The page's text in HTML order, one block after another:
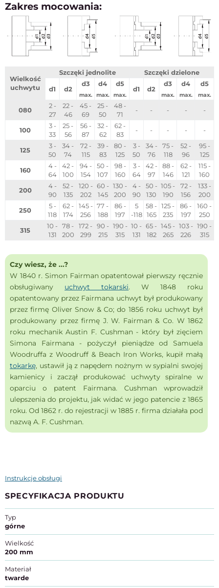
Zakres mocowania:
Wielkość
uchwytu
Szczęki jednolite Szczęki dzielone
d1 d2
d3
max.
d4
max.
d5
max.
d1 d2
d3
max.
d4
max.
d5
max.
080
2 -
27
22 -
46
45 -
69
25 -
50
48 -
71
- - - - -
100
3 -
33
25 -
56
56 -
87
32 -
62
62 -
83
- - - - -
125
3 -
50
34 -
74
72 -
115
39 -
83
80 -
125
3 -
50
34 -
76
75 -
118
52 -
96
95 -
125
160
4 -
64
42 -
100
94 -
154
50 -
107
98 -
160
3 -
64
42 -
97
88 -
146
62 -
121
115 -
160
200
4 -
90
52 -
135
120 -
202
60 -
145
130 -
200
4 -
90
50 -
130
105 -
190
72 -
156
133 -
200
250
5 -
118
62 -
174
145 -
256
77 -
188
86 -
197
5
-118
58 -
165
125 -
235
86 -
197
160 -
250
315
10 -
131
78 -
200
172 -
299
90 -
215
190 -
315
10 -
131
65 -
182
145 -
265
103 -
226
190 -
315
Czy wiesz, że ...?
W 1840 r. Simon Fairman opatentował pierwszy ręcznie
obsługiwany uchwyt tokarski. W 1848 roku
opatentowany przez Fairmana uchwyt był produkowany
przez firmę Oliver Snow & Co; do 1856 roku uchwyt był
produkowany przez firmę J. W. Fairman & Co. W 1862
roku mechanik Austin F. Cushman - który był zięciem
Simona Fairmana - pożyczył pieniądze od Samuela
Woodruffa z Woodruff & Beach Iron Works, kupił małą
tokarkę, ustawił ją z napędem nożnym w sypialni swojej
kamienicy i zaczął produkować uchwyty spiralne w
oparciu o patent Fairmana. Cushman wprowadził
ulepszenia do projektu, jak widać w jego patencie z 1865
roku. Od 1862 r. do rejestracji w 1885 r. firma działała pod
nazwą A. F. Cushman.
Instrukcje obsługi
SPECYFIKACJA PRODUKTU
Typ
górne
Wielkość
200 mm
Materiał
twarde